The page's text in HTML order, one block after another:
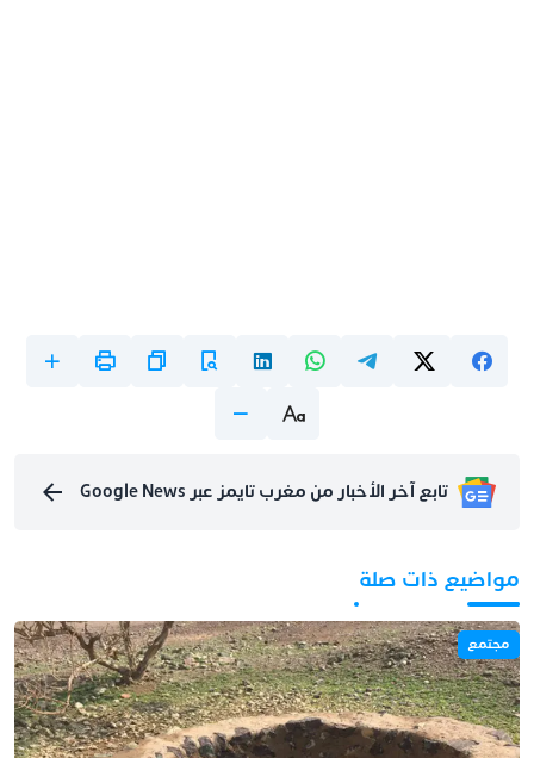
تابع آخر الأخبار من مغرب تايمز عبر Google News
مواضيع ذات صلة
مجتمع